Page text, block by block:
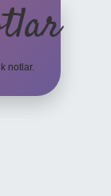
notlar.